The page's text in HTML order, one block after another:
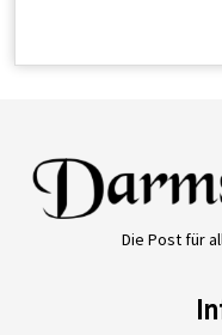
Die Post für